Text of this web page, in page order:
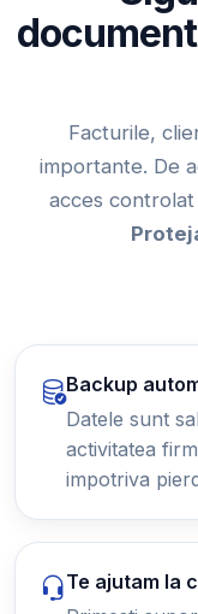
Facturile,
importante. De
acces
Backup
Datele sunt
activitatea
impotriva
Te ajutam la